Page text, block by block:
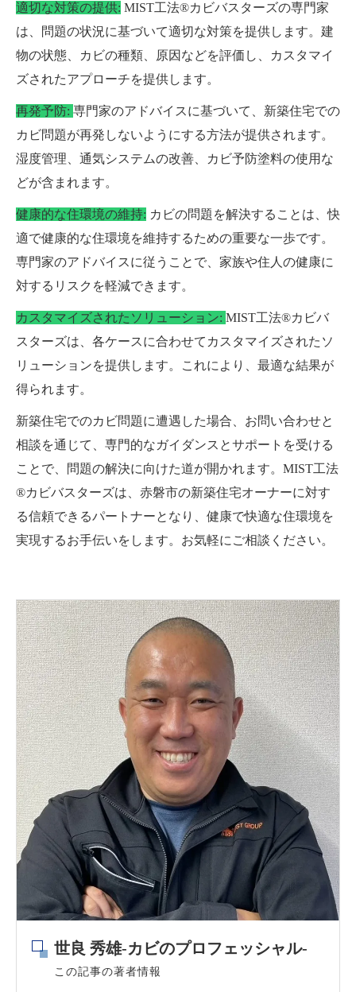
適切な対策の提供: MIST工法®カビバスターズの専門家
は、問題の状況に基づいて適切な対策を提供します。建
物の状態、カビの種類、原因などを評価し、カスタマイ
ズされたアプローチを提供します。
再発予防: 専門家のアドバイスに基づいて、新築住宅での
カビ問題が再発しないようにする方法が提供されます。
湿度管理、通気システムの改善、カビ予防塗料の使用な
どが含まれます。
健康的な住環境の維持: カビの問題を解決することは、快
適で健康的な住環境を維持するための重要な一歩です。
専門家のアドバイスに従うことで、家族や住人の健康に
対するリスクを軽減できます。
カスタマイズされたソリューション: MIST工法®カビバ
スターズは、各ケースに合わせてカスタマイズされたソ
リューションを提供します。これにより、最適な結果が
得られます。
新築住宅でのカビ問題に遭遇した場合、お問い合わせと
相談を通じて、専門的なガイダンスとサポートを受ける
ことで、問題の解決に向けた道が開かれます。MIST工法
®カビバスターズは、赤磐市の新築住宅オーナーに対す
る信頼できるパートナーとなり、健康で快適な住環境を
実現するお手伝いをします。お気軽にご相談ください。
世良 秀雄-カビのプロフェッシャル-
この記事の著者情報